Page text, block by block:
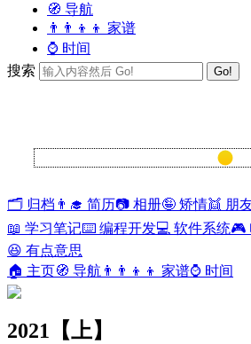
🧭 导航
👨‍👨‍👦‍👦 家谱
⌚ 时间
搜索
Go!
🗂️ 归档 👨‍🎓 简历📷 相册🤪 矫情👯 朋
📖 学习笔记⌨️ 编程开发💻 软件系统🎮
😆 有点意思
🏠 主页🧭 导航 👨‍👨‍👦‍👦 家谱⌚ 时间
2021【上】